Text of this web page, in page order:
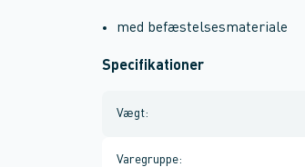
med befæstelsesmateriale
Specifikationer
Vægt:
Varegruppe: